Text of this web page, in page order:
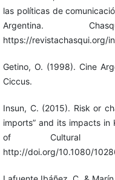
las políticas de
Argentina.
https://revistachasqui.org/
Getino, O. (1998). Cine
Ciccus.
Insun, C. (2015). Risk or
imports” and its impacts in
of Cultural
http://doi.org/10.1080/